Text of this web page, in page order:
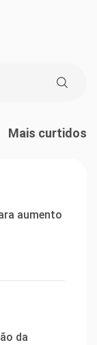
Mais curtidos
aumento
da